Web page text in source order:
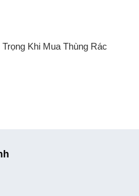
Khi Mua Thùng Rác